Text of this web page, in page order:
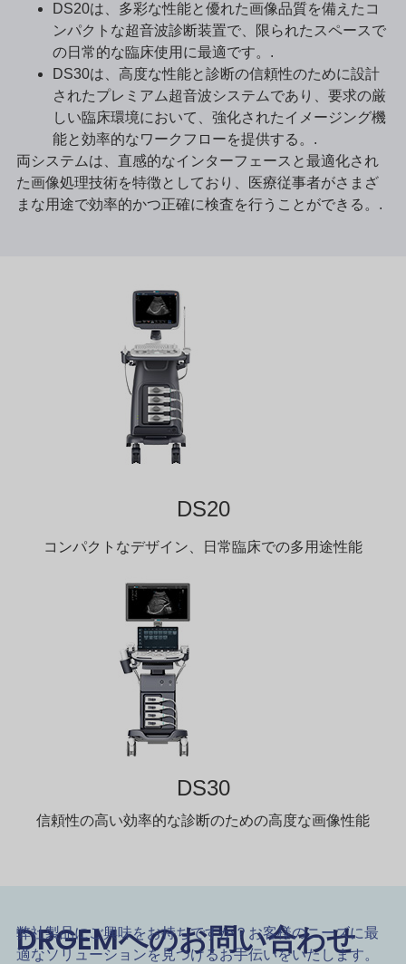
DS20は、多彩な性能と優れた画像品質を備えたコ
ンパクトな超音波診断装置で、限られたスペースで
の日常的な臨床使用に最適です。.
DS30は、高度な性能と診断の信頼性のために設計
されたプレミアム超音波システムであり、要求の厳
しい臨床環境において、強化されたイメージング機
能と効率的なワークフローを提供する。.
両システムは、直感的なインターフェースと最適化され
た画像処理技術を特徴としており、医療従事者がさまざ
まな用途で効率的かつ正確に検査を行うことができる。.
DS20
コンパクトなデザイン、日常臨床での多用途性能
DS30
信頼性の高い効率的な診断のための高度な画像性能
DRGEMへのお問い合わせ
弊社製品にご興味をお持ちですか？お客様のニーズに最
適なソリューションを見つけるお手伝いをいたします。